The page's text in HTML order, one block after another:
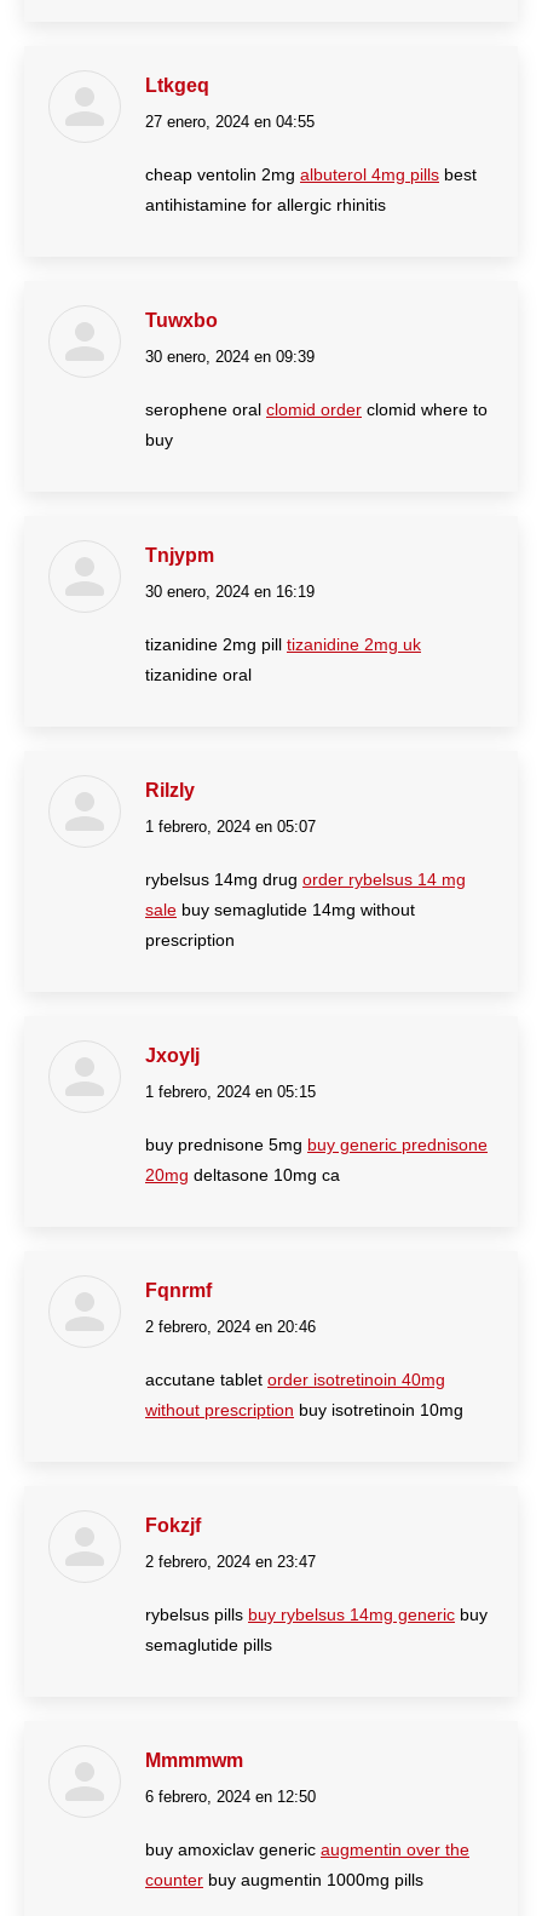
Ltkgeq
dice:
27 enero, 2024 en 04:55
cheap ventolin 2mg albuterol 4mg pills best
antihistamine for allergic rhinitis
Tuwxbo
dice:
30 enero, 2024 en 09:39
serophene oral clomid order clomid where to
buy
Tnjypm
dice:
30 enero, 2024 en 16:19
tizanidine 2mg pill tizanidine 2mg uk
tizanidine oral
Rilzly
dice:
1 febrero, 2024 en 05:07
rybelsus 14mg drug order rybelsus 14 mg
sale buy semaglutide 14mg without
prescription
Jxoylj
dice:
1 febrero, 2024 en 05:15
buy prednisone 5mg buy generic prednisone
20mg deltasone 10mg ca
Fqnrmf
dice:
2 febrero, 2024 en 20:46
accutane tablet order isotretinoin 40mg
without prescription buy isotretinoin 10mg
Fokzjf
dice:
2 febrero, 2024 en 23:47
rybelsus pills buy rybelsus 14mg generic buy
semaglutide pills
Mmmmwm
dice:
6 febrero, 2024 en 12:50
buy amoxiclav generic augmentin over the
counter buy augmentin 1000mg pills